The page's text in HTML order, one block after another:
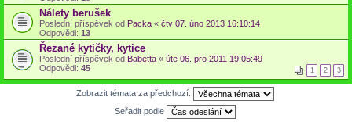
Nálety berušek
Poslední příspěvek od Packa « čtv 07. úno 2013 16:10:14
Odpovědi: 13
Řezané kytičky, kytice
Poslední příspěvek od Babetta « úte 06. pro 2011 19:05:49
Odpovědi: 45 1 2 3
Zobrazit témata za předchozí:
Seřadit podle